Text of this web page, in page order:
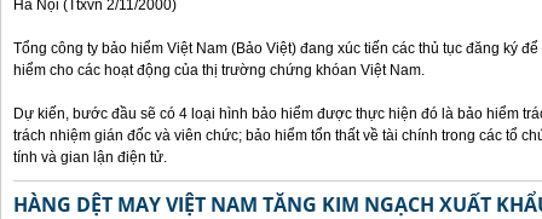
Hà Nội (Ttxvn 2/11/2000)
Tổng công ty bảo hiểm Việt Nam (Bảo Việt) đang xúc tiến các thủ tục đăng ký
hiểm cho các hoạt động của thị trường chứng khóan Việt Nam.
Dự kiến, bước đầu sẽ có 4 loại hình bảo hiểm được thực hiện đó là bảo hiểm
trách nhiệm gián đốc và viên chức; bảo hiểm tổn thất về tài chính trong các tổ
tính và gian lận điện tử.
HÀNG DỆT MAY VIỆT NAM TĂNG KIM NGẠCH XUẤT